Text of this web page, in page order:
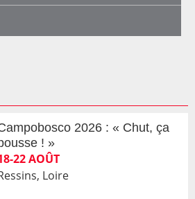
2026 : « Chut, ça
! »
22 AOÛT
Loire